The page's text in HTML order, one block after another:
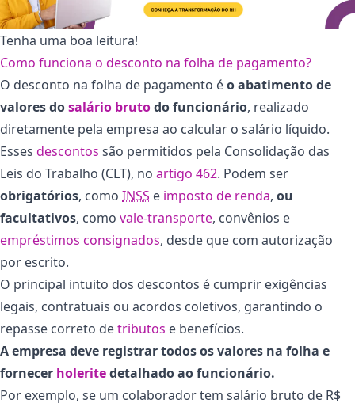
Tenha uma boa leitura!
Como funciona o desconto na folha de pagamento?
O desconto na folha de pagamento éo abatimento de
valores dosalário brutodo funcionário, realizado
diretamente pela empresa ao calcular o salário líquido.
Esses descontos são permitidos pela Consolidação das
Leis do Trabalho (CLT), no artigo 462. Podem ser
obrigatórios, como INSS e imposto de renda, ou
facultativos, como vale-transporte, convênios e
empréstimos consignados, desde que com autorização
por escrito.
O principal intuito dos descontos é cumprir exigências
legais, contratuais ou acordos coletivos, garantindo o
repasse correto detributos e benefícios.
A empresa deve registrar todos os valores na folha e
fornecer holeritedetalhado ao funcionário.
Por exemplo, se um colaborador tem salário bruto de R$